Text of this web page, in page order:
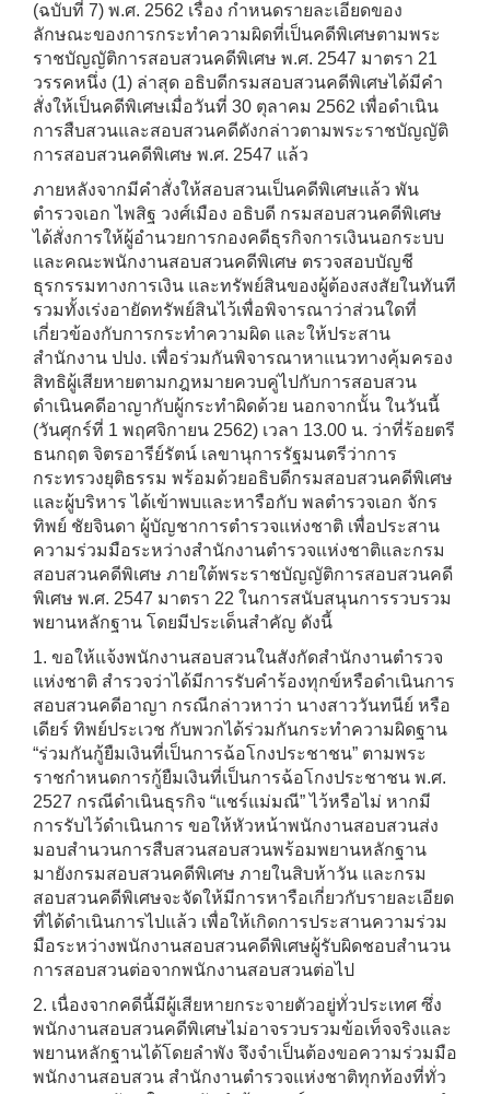
(ฉบับที่ 7) พ.ศ. 2562 เรื่อง กำหนดรายละเอียดของ
ลักษณะของการกระทำความผิดที่เป็นคดีพิเศษตามพระ
ราชบัญญัติการสอบสวนคดีพิเศษ พ.ศ. 2547 มาตรา 21
วรรคหนึ่ง (1) ล่าสุด อธิบดีกรมสอบสวนคดีพิเศษได้มีคำ
สั่งให้เป็นคดีพิเศษเมื่อวันที่ 30 ตุลาคม 2562 เพื่อดำเนิน
การสืบสวนและสอบสวนคดีดังกล่าวตามพระราชบัญญัติ
การสอบสวนคดีพิเศษ พ.ศ. 2547 แล้ว
ภายหลังจากมีคำสั่งให้สอบสวนเป็นคดีพิเศษแล้ว พัน
ตำรวจเอก ไพสิฐ วงศ์เมือง อธิบดี กรมสอบสวนคดีพิเศษ
ได้สั่งการให้ผู้อำนวยการกองคดีธุรกิจการเงินนอกระบบ
และคณะพนักงานสอบสวนคดีพิเศษ ตรวจสอบบัญชี
ธุรกรรมทางการเงิน และทรัพย์สินของผู้ต้องสงสัยในทันที
รวมทั้งเร่งอายัดทรัพย์สินไว้เพื่อพิจารณาว่าส่วนใดที่
เกี่ยวข้องกับการกระทำความผิด และให้ประสาน
สำนักงาน ปปง. เพื่อร่วมกันพิจารณาหาแนวทางคุ้มครอง
สิทธิผู้เสียหายตามกฎหมายควบคู่ไปกับการสอบสวน
ดำเนินคดีอาญากับผู้กระทำผิดด้วย นอกจากนั้น ในวันนี้
(วันศุกร์ที่ 1 พฤศจิกายน 2562) เวลา 13.00 น. ว่าที่ร้อยตรี
ธนกฤต จิตรอารีย์รัตน์ เลขานุการรัฐมนตรีว่าการ
กระทรวงยุติธรรม พร้อมด้วยอธิบดีกรมสอบสวนคดีพิเศษ
และผู้บริหาร ได้เข้าพบและหารือกับ พลตำรวจเอก จักร
ทิพย์ ชัยจินดา ผู้บัญชาการตำรวจแห่งชาติ เพื่อประสาน
ความร่วมมือระหว่างสำนักงานตำรวจแห่งชาติและกรม
สอบสวนคดีพิเศษ ภายใต้พระราชบัญญัติการสอบสวนคดี
พิเศษ พ.ศ. 2547 มาตรา 22 ในการสนับสนุนการรวบรวม
พยานหลักฐาน โดยมีประเด็นสำคัญ ดังนี้
1. ขอให้แจ้งพนักงานสอบสวนในสังกัดสำนักงานตำรวจ
แห่งชาติ สำรวจว่าได้มีการรับคำร้องทุกข์หรือดำเนินการ
สอบสวนคดีอาญา กรณีกล่าวหาว่า นางสาววันทนีย์ หรือ
เดียร์ ทิพย์ประเวช กับพวกได้ร่วมกันกระทำความผิดฐาน
“ร่วมกันกู้ยืมเงินที่เป็นการฉ้อโกงประชาชน” ตามพระ
ราชกำหนดการกู้ยืมเงินที่เป็นการฉ้อโกงประชาชน พ.ศ.
2527 กรณีดำเนินธุรกิจ “แชร์แม่มณี” ไว้หรือไม่ หากมี
การรับไว้ดำเนินการ ขอให้หัวหน้าพนักงานสอบสวนส่ง
มอบสำนวนการสืบสวนสอบสวนพร้อมพยานหลักฐาน
มายังกรมสอบสวนคดีพิเศษ ภายในสิบห้าวัน และกรม
สอบสวนคดีพิเศษจะจัดให้มีการหารือเกี่ยวกับรายละเอียด
ที่ได้ดำเนินการไปแล้ว เพื่อให้เกิดการประสานความร่วม
มือระหว่างพนักงานสอบสวนคดีพิเศษผู้รับผิดชอบสำนวน
การสอบสวนต่อจากพนักงานสอบสวนต่อไป
2. เนื่องจากคดีนี้มีผู้เสียหายกระจายตัวอยู่ทั่วประเทศ ซึ่ง
พนักงานสอบสวนคดีพิเศษไม่อาจรวบรวมข้อเท็จจริงและ
พยานหลักฐานได้โดยลำพัง จึงจำเป็นต้องขอความร่วมมือ
พนักงานสอบสวน สำนักงานตำรวจแห่งชาติทุกท้องที่ทั่ว